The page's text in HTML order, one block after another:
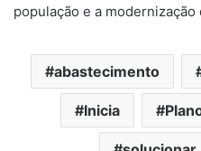
população e a
abastecimento
Inicia